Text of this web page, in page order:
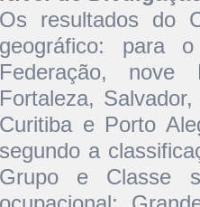
Os resultados do
geográfico: para
Federação, nove
Fortaleza,
Curitiba e Porto
segundo a
Grupo e Classe